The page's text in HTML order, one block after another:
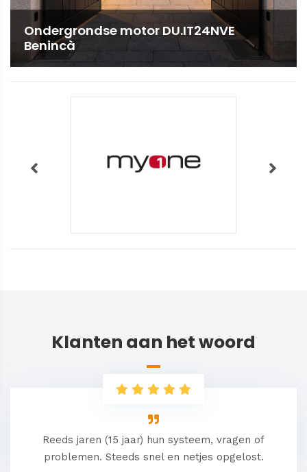
Ondergrondse motor DU.IT24NVE
Benincà
Klanten aan het woord
Reeds jaren (15 jaar) hun systeem, vragen of
problemen. Steeds snel en netjes opgelost.